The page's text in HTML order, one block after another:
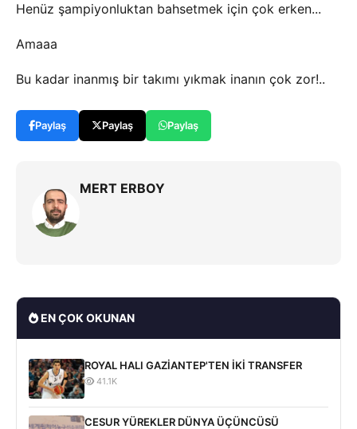
Henüz şampiyonluktan bahsetmek için çok erken...
Amaaa
Bu kadar inanmış bir takımı yıkmak inanın çok zor!..
Paylaş Paylaş Paylaş
MERT ERBOY
EN ÇOK OKUNAN
ROYAL HALI GAZİANTEP'TEN İKİ TRANSFER
41.1K
CESUR YÜREKLER DÜNYA ÜÇÜNCÜSÜ